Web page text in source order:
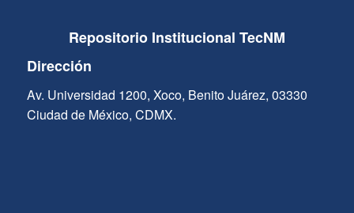
Repositorio Institucional TecNM
Dirección
Av. Universidad 1200, Xoco, Benito Juárez, 03330
Ciudad de México, CDMX.